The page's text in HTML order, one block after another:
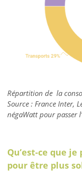
Répartition de la
Source : France Inter,
négaWatt pour passer
Qu’est-ce que
pour être plus